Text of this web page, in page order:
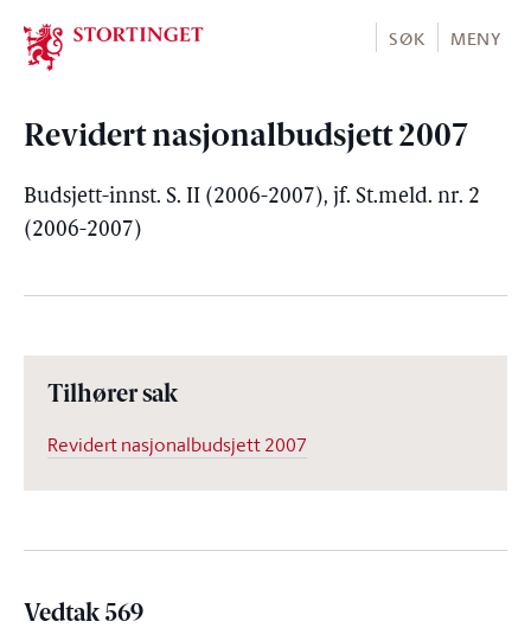
Stortinget.no
SØK MENY
Revidert nasjonalbudsjett 2007
Budsjett-innst. S. II (2006-2007), jf. St.meld. nr. 2
(2006-2007)
Tilhører sak
Revidert nasjonalbudsjett 2007
Vedtak 569